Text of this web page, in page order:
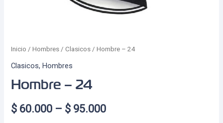
Inicio /Hombres /Clasicos / Hombre – 24
Clasicos,Hombres
Hombre – 24
$ 60.000 – $ 95.000Price